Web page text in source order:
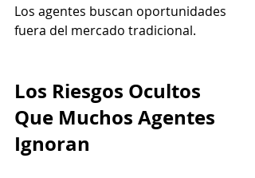
Los agentes buscan oportunidades
fuera del mercado tradicional.
Los Riesgos Ocultos
Que Muchos Agentes
Ignoran